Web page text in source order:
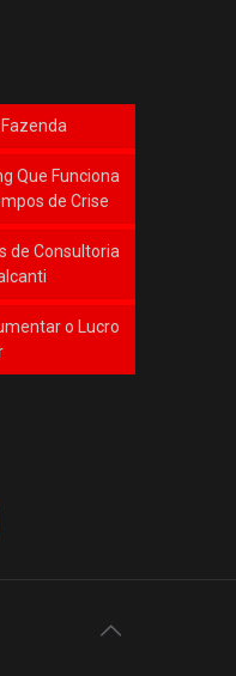
Que Funciona
de Crise
de Consultoria
o Lucro